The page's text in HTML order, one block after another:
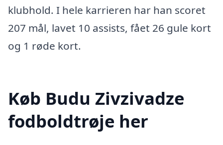
klubhold. I hele karrieren har han scoret
207 mål, lavet 10 assists, fået 26 gule kort
og 1 røde kort.
Køb Budu Zivzivadze
fodboldtrøje her